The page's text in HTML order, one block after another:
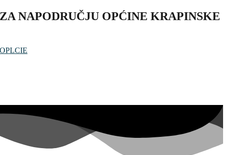
NAPODRUČJU OPĆINE KRAPINSKE